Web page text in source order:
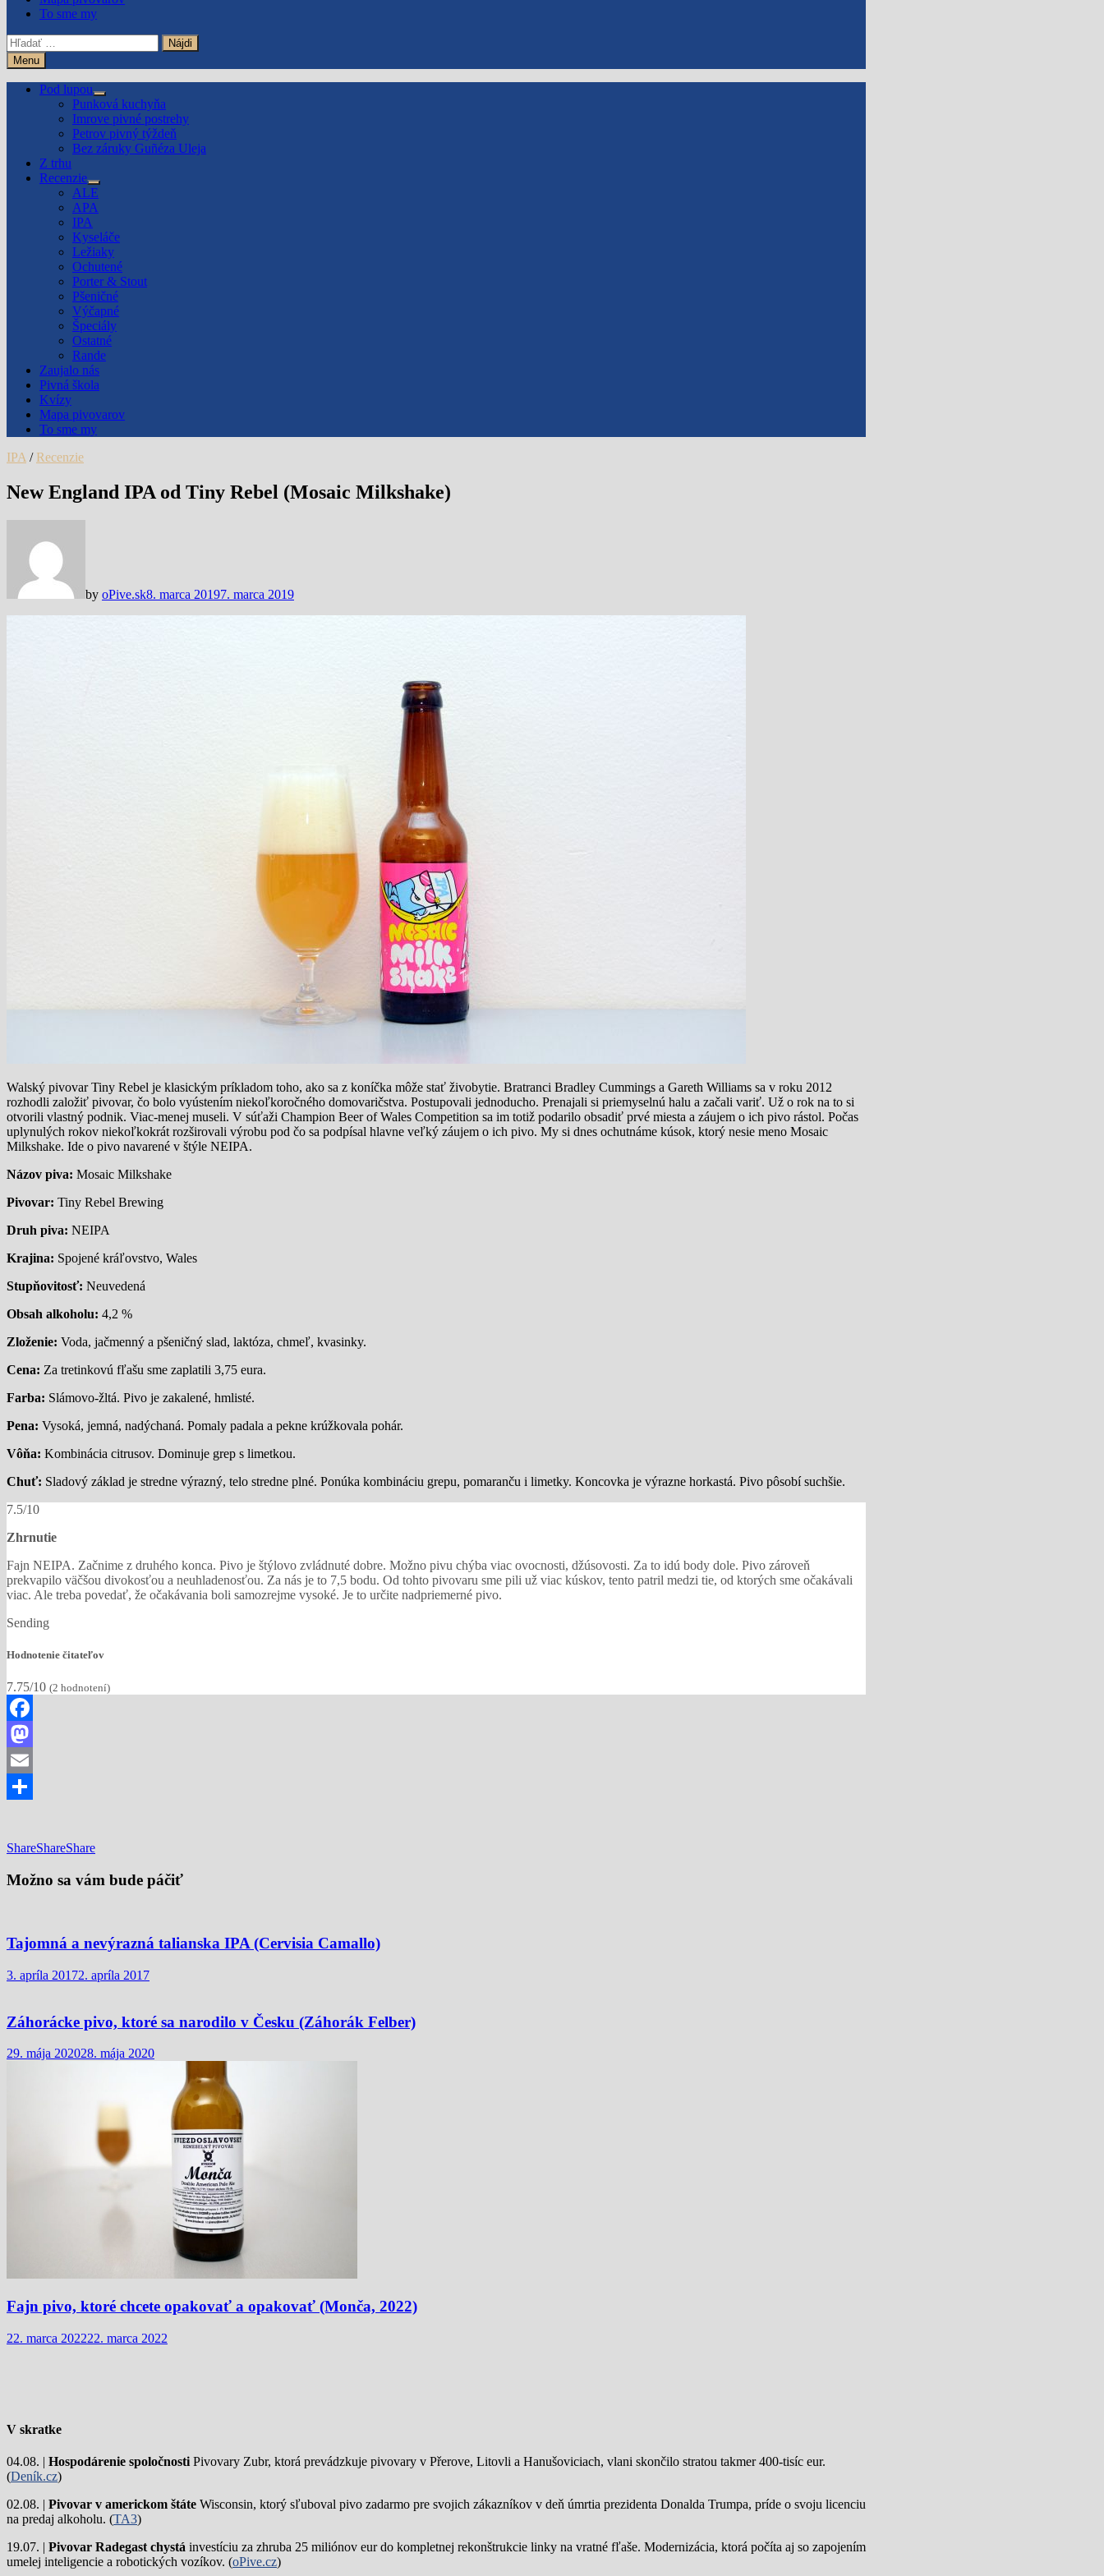
To sme my
Hľadať:
Menu
Pod lupou
Show
sub
menu
Punková kuchyňa
Imrove pivné postrehy
Petrov pivný týždeň
Bez záruky Guñéza Uleja
Z trhu
Recenzie
Show
sub
menu
ALE
APA
IPA
Kyseláče
Ležiaky
Ochutené
Porter & Stout
Pšeničné
Výčapné
Špeciály
Ostatné
Rande
Zaujalo nás
Pivná škola
Kvízy
Mapa pivovarov
To sme my
IPA / Recenzie
New England IPA od Tiny Rebel (Mosaic Milkshake)
by oPive.sk8. marca 20197. marca 2019
Walský pivovar Tiny Rebel je klasickým príkladom toho, ako sa z koníčka môže stať živobytie. Bratranci Bradley Cummings a Gareth Williams sa v roku 2012
rozhodli založiť pivovar, čo bolo vyústením niekoľkoročného domovaričstva. Postupovali jednoducho. Prenajali si priemyselnú halu a začali variť. Už o rok na to si
otvorili vlastný podnik. Viac-menej museli. V súťaži Champion Beer of Wales Competition sa im totiž podarilo obsadiť prvé miesta a záujem o ich pivo rástol. Počas
uplynulých rokov niekoľkokrát rozširovali výrobu pod čo sa podpísal hlavne veľký záujem o ich pivo. My si dnes ochutnáme kúsok, ktorý nesie meno Mosaic
Milkshake. Ide o pivo navarené v štýle NEIPA.
Názov piva: Mosaic Milkshake
Pivovar: Tiny Rebel Brewing
Druh piva: NEIPA
Krajina: Spojené kráľovstvo, Wales
Stupňovitosť: Neuvedená
Obsah alkoholu: 4,2 %
Zloženie: Voda, jačmenný a pšeničný slad, laktóza, chmeľ, kvasinky.
Cena: Za tretinkovú fľašu sme zaplatili 3,75 eura.
Farba: Slámovo-žltá. Pivo je zakalené, hmlisté.
Pena: Vysoká, jemná, nadýchaná. Pomaly padala a pekne krúžkovala pohár.
Vôňa: Kombinácia citrusov. Dominuje grep s limetkou.
Chuť: Sladový základ je stredne výrazný, telo stredne plné. Ponúka kombináciu grepu, pomaranču i limetky. Koncovka je výrazne horkastá. Pivo pôsobí suchšie.
7.5/10
Zhrnutie
Fajn NEIPA. Začnime z druhého konca. Pivo je štýlovo zvládnuté dobre. Možno pivu chýba viac ovocnosti, džúsovosti. Za to idú body dole. Pivo zároveň
prekvapilo väčšou divokosťou a neuhladenosťou. Za nás je to 7,5 bodu. Od tohto pivovaru sme pili už viac kúskov, tento patril medzi tie, od ktorých sme očakávali
viac. Ale treba povedať, že očakávania boli samozrejme vysoké. Je to určite nadpriemerné pivo.
Sending
Hodnotenie čitateľov
7.75/10 (2 hodnotení)
Facebook
Mastodon
Email
ShareShareShare
Možno sa vám bude páčiť
Tajomná a nevýrazná talianska IPA (Cervisia Camallo)
3. apríla 20172. apríla 2017
Záhorácke pivo, ktoré sa narodilo v Česku (Záhorák Felber)
29. mája 202028. mája 2020
Fajn pivo, ktoré chcete opakovať a opakovať (Monča, 2022)
22. marca 202222. marca 2022
V skratke
04.08. | Hospodárenie spoločnostiPivovary Zubr, ktorá prevádzkuje pivovary v Přerove, Litovli a Hanušoviciach, vlani skončilo stratou takmer 400-tisíc eur.
(Deník.cz)
02.08. | Pivovar v americkom štáte Wisconsin, ktorý sľuboval pivo zadarmo pre svojich zákazníkov v deň úmrtia prezidenta Donalda Trumpa, príde o svoju licenciu
na predaj alkoholu. (TA3)
19.07. | Pivovar Radegast chystá investíciu za zhruba 25 miliónov eur do kompletnej rekonštrukcie linky na vratné fľaše. Modernizácia, ktorá počíta aj so zapojením
umelej inteligencie a robotických vozíkov. (oPive.cz)